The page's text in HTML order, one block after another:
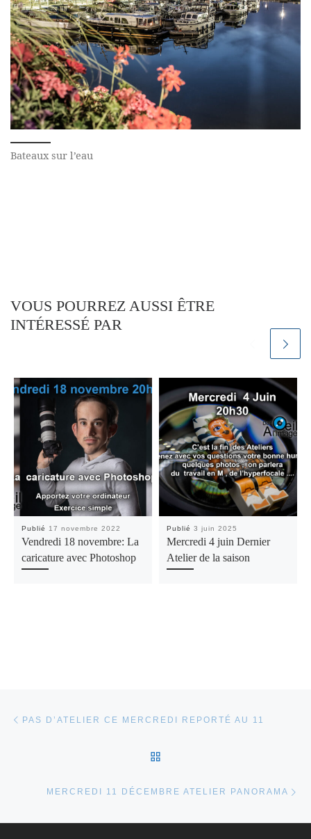
Bateaux sur l’eau
VOUS POURREZ AUSSI ÊTRE
INTÉRESSÉ PAR
Publié 17 novembre 2022
Vendredi 18 novembre: La
caricature avec Photoshop
Publié3 juin 2025
Mercredi 4 juin Dernier
Atelier de la saison
PAS D’ATELIER CE MERCREDI REPORTÉ AU 11
MERCREDI 11 DÉCEMBRE ATELIER PANORAMA